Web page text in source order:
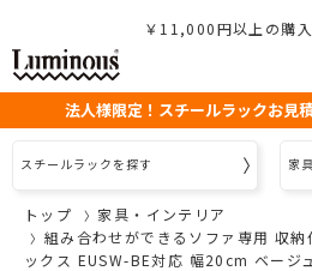
￥11,000円以上の購
法人様限定！スチールラックお見
スチールラックを探す 家
トップ
家具・インテリア
組み合わせができるソファ専用 収
ックス EUSW-BE対応 幅20cm ベージ